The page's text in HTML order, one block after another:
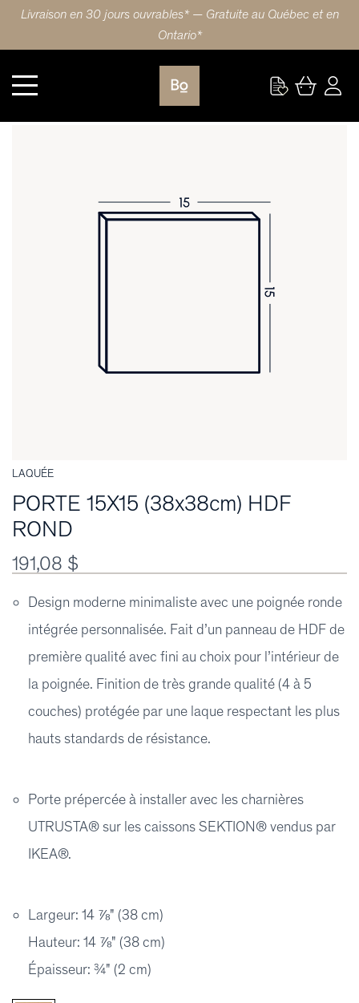
Livraison en 30 jours ouvrables* — Gratuite au Québec et en
Ontario*
Cuisine PORTE 15X15 (38x38cm) HDF ROND
LAQUÉE
PORTE 15X15 (38x38cm) HDF
ROND
191,08 $
Design moderne minimaliste avec une poignée ronde
intégrée personnalisée. Fait d’un panneau de HDF de
première qualité avec fini au choix pour l’intérieur de
la poignée. Finition de très grande qualité (4 à 5
couches) protégée par une laque respectant les plus
hauts standards de résistance.
Porte prépercée à installer avec les charnières
UTRUSTA® sur les caissons SEKTION® vendus par
IKEA®.
Largeur: 14 ⅞" (38 cm)
Hauteur: 14 ⅞" (38 cm)
Épaisseur: ¾" (2 cm)